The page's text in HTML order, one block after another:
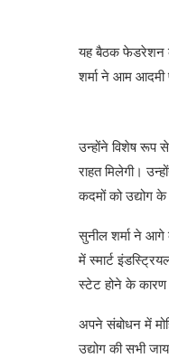
यह बैठक फेडरेशन के
शर्मा ने आम आदमी
उन्होंने विशेष रूप
राहत मिलेगी।
कदमों को उद्योग के
सुनील शर्मा ने आगे
में स्मार्ट
स्टेट होने के कारण
अपने संबोधन में
उद्योग की सभी